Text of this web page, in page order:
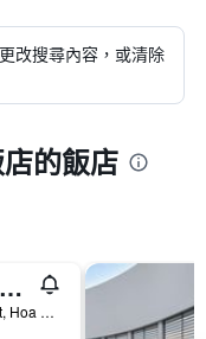
改搜尋內容，或清除
的飯店
峴港凱悅Spa度假酒店
05 Truong Sa Street, Hoa Hai Ward, 峴港, 越南